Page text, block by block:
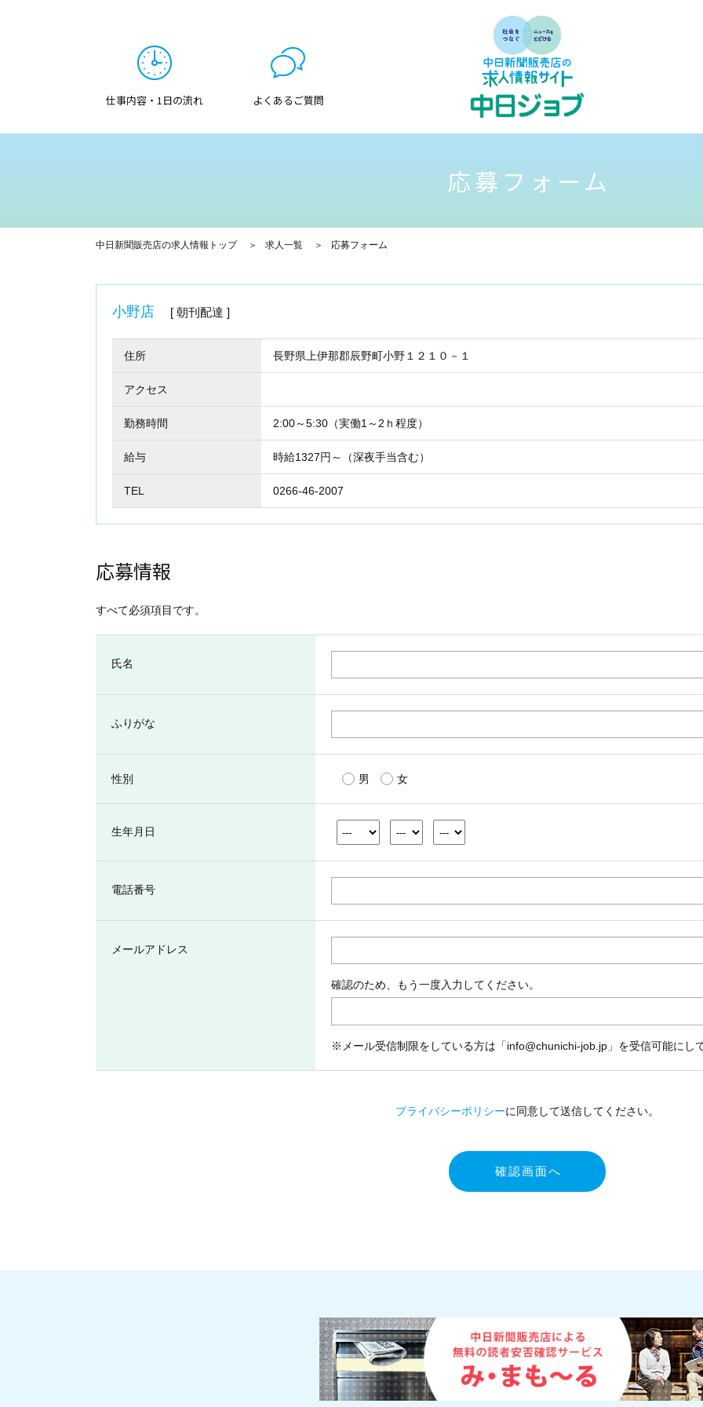
仕事内容・1日の流れ よくあるご質問
応募フォーム
中日新聞販売店の求人情報トップ 求人一覧 応募フォーム
小野店 朝刊配達
住所 長野県上伊那郡辰野町小野１２１０－１
アクセス
勤務時間 2:00～5:30（実働1～2ｈ程度）
給与 時給1327円～（深夜手当含む）
TEL 0266-46-2007
応募情報
すべて必須項目です。
氏名
ふりがな
性別 男 女
生年月日
電話番号
メールアドレス
確認のため、もう一度入力してください。
※メール受信制限をしている方は「info@chunichi-job.jp」を受信可能にし
プライバシーポリシーに同意して送信してください。
確認画面へ